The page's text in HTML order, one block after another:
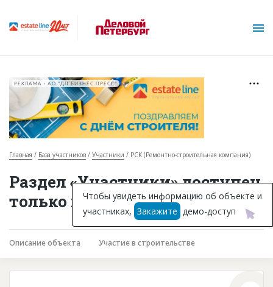
Горячие объекты
База строящихся объектов
Инвестпроекты
Глоссарий
РЕКЛАМА • АО "ДП БИЗНЕС ПРЕСС"
Главная База участников Участники РСК (Ремонтно-строительная компания)
Раздел «Участники» доступен
только подписчикам
Описание объекта Участие в строительстве
Чтобы увидеть информацию об объекте и
участниках, Закажите демо-доступ